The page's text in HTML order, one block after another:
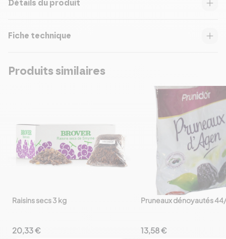
Détails du produit
Fiche technique
Produits similaires
favorite_border
Raisins secs 3 kg
20,33 €
favorite_border
Pruneaux dénoyautés
13,58 €